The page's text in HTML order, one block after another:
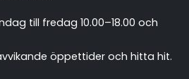
till fredag 10.00–18.00 och
öppettider och hitta hit.